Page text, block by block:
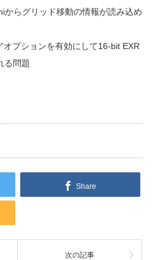
からグリッド移動の情報が読み込め
オプションを有効にして16-bit EXR
る問題
Share
次の記事